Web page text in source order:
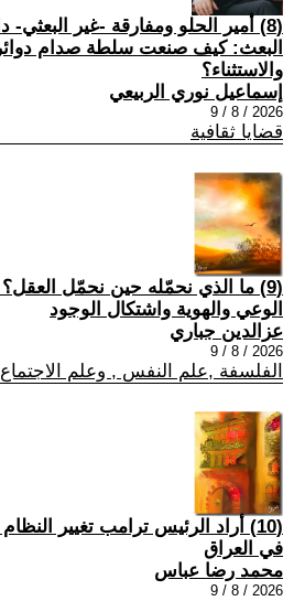
(8) أمير الحلو ومفارقة -غير البعثي-
البعث: كيف صنعت سلطة صدام دوائر
والاستثناء؟
إسماعيل نوري الربيعي
2026 / 8 / 9
قضايا ثقافية
(9) ما الذي نحمّله حين نحمّل
الوعي والهوية واشتكال الوجود
عزالدين جباري
2026 / 8 / 9
الفلسفة ,علم النفس , وعلم الاجتماع
(10) أراد الرئيس ترامب تغيير
في العراق
محمد رضا عباس
2026 / 8 / 9